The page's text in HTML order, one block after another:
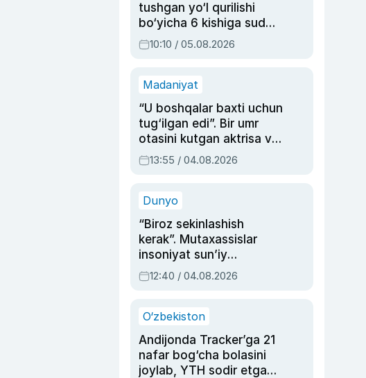
tushgan yo‘l qurilishi
bo‘yicha 6 kishiga sud
hukmi o‘qildi
10:10 / 05.08.2026
Madaniyat
“U boshqalar baxti uchun
tug‘ilgan edi”. Bir umr
otasini kutgan aktrisa va
dublyaj ustasi Rimma
Ahmedovaning
13:55 / 04.08.2026
Dunyo
“Biroz sekinlashish
kerak”. Mutaxassislar
insoniyat sun’iy
intellektni boshqara
olmay qolishidan xavotir
12:40 / 04.08.2026
O‘zbekiston
Andijonda Tracker’ga 21
nafar bog‘cha bolasini
joylab, YTH sodir etgan